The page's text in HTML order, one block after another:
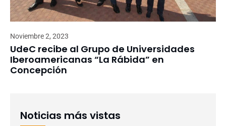
Noviembre 2, 2023
UdeC recibe al Grupo de Universidades
Iberoamericanas “La Rábida” en
Concepción
Noticias más vistas